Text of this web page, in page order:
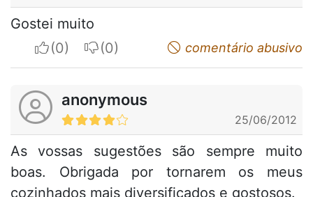
Gostei muito
I apreciateI do not appreciatecomentário abusivo
anonymous
25/06/2012
As vossas sugestões são sempre muito
boas. Obrigada por tornarem os meus
cozinhados mais diversificados e gostosos.